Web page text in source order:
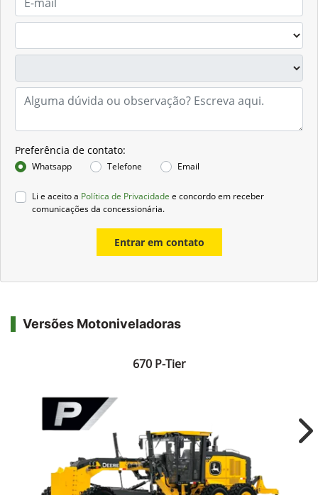
Preferência de contato:
Whatsapp Telefone Email
Li e aceito a Política de Privacidade e concordo em receber
comunicações da concessionária.
Entrar em contato
Versões Motoniveladoras
670 P-Tier